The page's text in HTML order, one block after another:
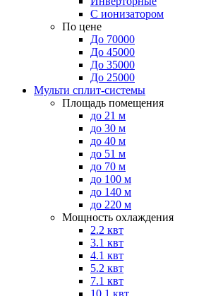
С ионизатором
По цене
До 70000
До 45000
До 35000
До 25000
Мульти сплит-системы
Площадь помещения
до 21 м
до 30 м
до 40 м
до 51 м
до 70 м
до 100 м
до 140 м
до 220 м
Мощность охлаждения
2.2 квт
3.1 квт
4.1 квт
5.2 квт
7.1 квт
10.1 квт